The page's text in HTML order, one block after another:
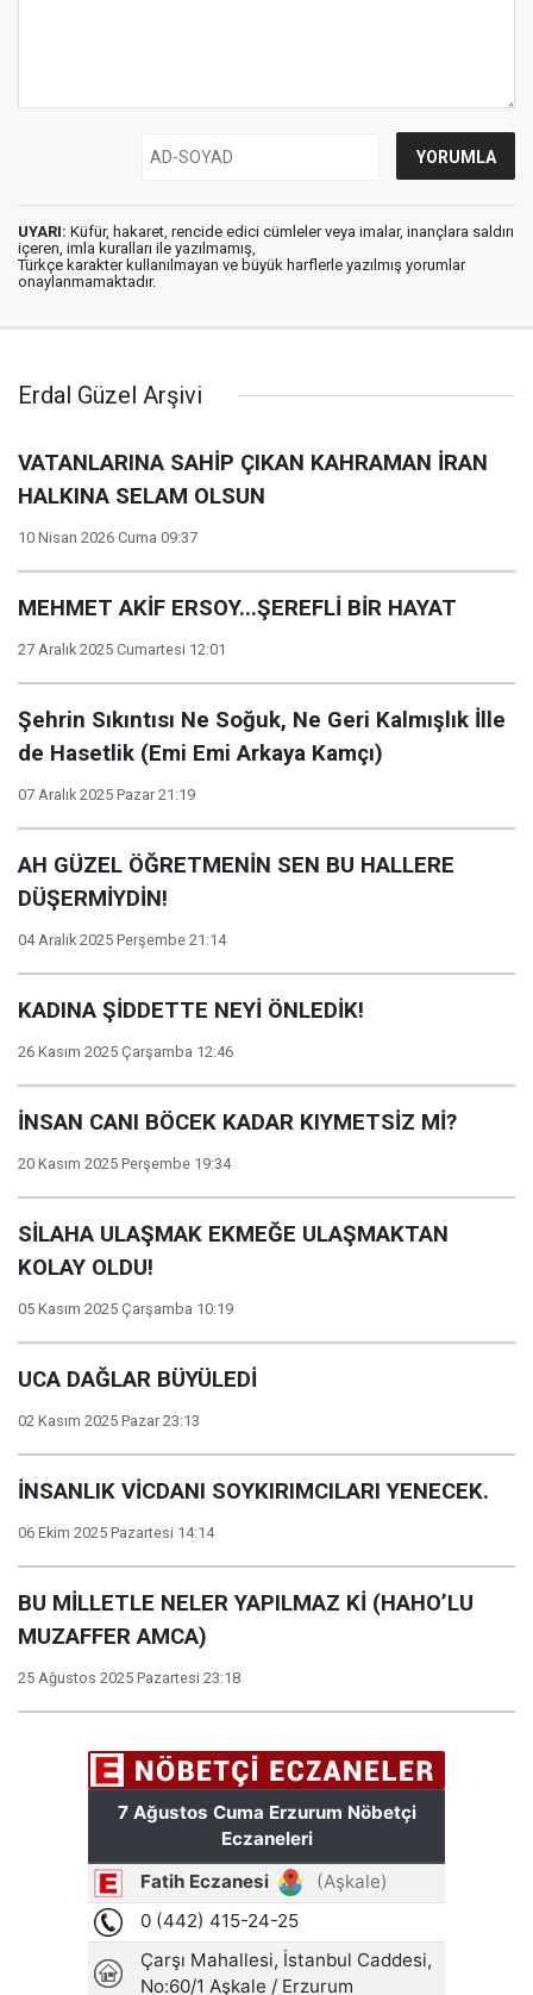
UYARI: Küfür, hakaret, rencide edici cümleler veya imalar, inançlara saldırı
içeren, imla kuralları ile yazılmamış,
Türkçe karakter kullanılmayan ve büyük harflerle yazılmış yorumlar
onaylanmamaktadır.
Erdal Güzel Arşivi
VATANLARINA SAHİP ÇIKAN KAHRAMAN İRAN
HALKINA SELAM OLSUN
10 Nisan 2026 Cuma 09:37
MEHMET AKİF ERSOY...ŞEREFLİ BİR HAYAT
27 Aralık 2025 Cumartesi 12:01
Şehrin Sıkıntısı Ne Soğuk, Ne Geri Kalmışlık İlle
de Hasetlik (Emi Emi Arkaya Kamçı)
07 Aralık 2025 Pazar 21:19
AH GÜZEL ÖĞRETMENİN SEN BU HALLERE
DÜŞERMİYDİN!
04 Aralık 2025 Perşembe 21:14
KADINA ŞİDDETTE NEYİ ÖNLEDİK!
26 Kasım 2025 Çarşamba 12:46
İNSAN CANI BÖCEK KADAR KIYMETSİZ Mİ?
20 Kasım 2025 Perşembe 19:34
SİLAHA ULAŞMAK EKMEĞE ULAŞMAKTAN
KOLAY OLDU!
05 Kasım 2025 Çarşamba 10:19
UCA DAĞLAR BÜYÜLEDİ
02 Kasım 2025 Pazar 23:13
İNSANLIK VİCDANI SOYKIRIMCILARI YENECEK.
06 Ekim 2025 Pazartesi 14:14
BU MİLLETLE NELER YAPILMAZ Kİ (HAHO’LU
MUZAFFER AMCA)
25 Ağustos 2025 Pazartesi 23:18